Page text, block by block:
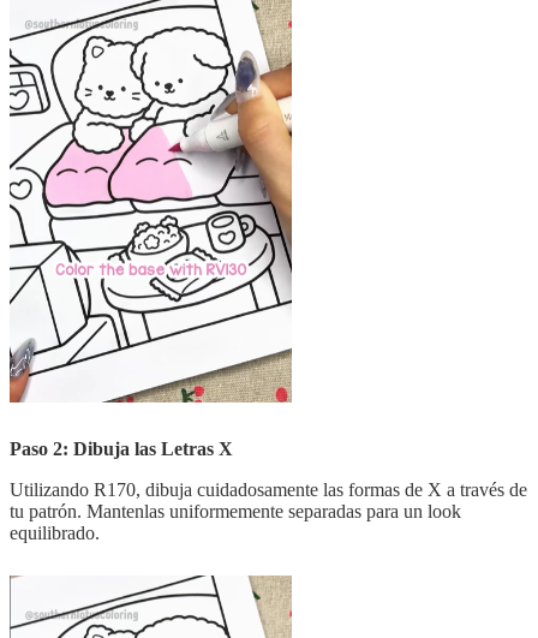
Paso 2: Dibuja las Letras X
Utilizando R170, dibuja cuidadosamente las formas de X a través de
tu patrón. Mantenlas uniformemente separadas para un look
equilibrado.